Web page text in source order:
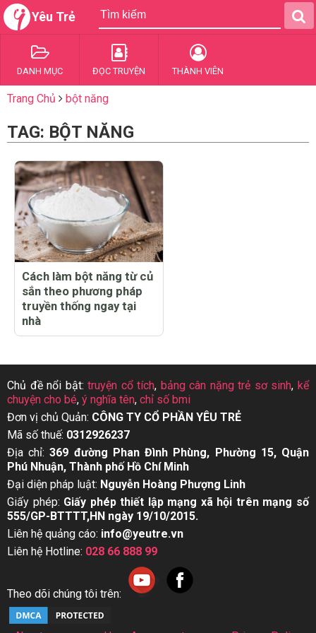
Yêu Trẻ
DANH MỤC ĐỌC TRUYỆN THÀNH VIÊN
Trang Chủ bột năng
TAG: BỘT NĂNG
Cách làm bột năng từ củ
sắn theo phương pháp
truyền thống ngay tại
nhà
Chủ đề nổi bật:truyện cổ tích, bảng cân nặng trẻ sơ sinh,kể
chuyện cho bé, ý nghĩa tên, chỉ số bmi
Đơn vị chủ Quản: CÔNG TY CỔ PHẦN YÊU TRẺ
Mã số thuế: 0312926237
Địa chỉ:369 đường Phan Đình Phùng, Phường 15, Quận
Phú Nhuận, Thành phố Hồ Chí Minh
Đại diện pháp luật: Nguyễn Hoàng Phượng Linh
Giấy phép: Giấy phép thiết lập mạng xã hội trên mạng số
555/GP-BTTTT,HN ngày 19/10/2015.
Liên hệ quảng cáo: info@yeutre.vn
Liên hệ Hotline: 028 66 888 99
Theo dõi chúng tôi trên: